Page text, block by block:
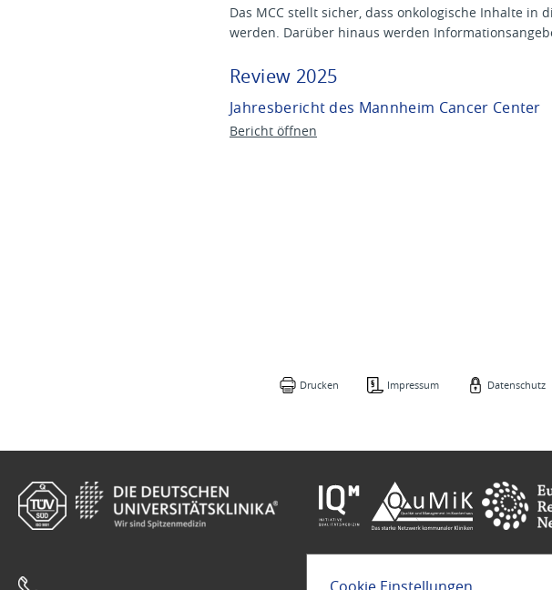
Das MCC stellt sicher, dass onkologische Inhalte
werden. Darüber hinaus werden
Review 2025
Jahresbericht des Mannheim Cancer Center
Bericht öffnen
Drucken Impressum Datenschutz